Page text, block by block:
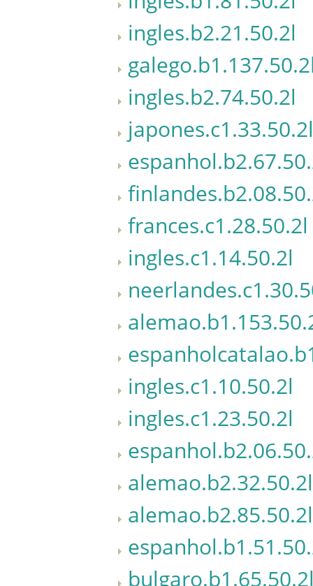
ingles.b2.21.50.2l
ingles.b2.74.50.2l
japones.c1.33.50.2l
frances.c1.28.50.2l
ingles.c1.14.50.2l
ingles.c1.10.50.2l
ingles.c1.23.50.2l
alemao.b2.32.50.2l
alemao.b2.85.50.2l